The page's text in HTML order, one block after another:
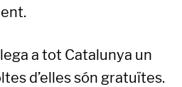
a tot Catalunya un
d’elles són gratuïtes.